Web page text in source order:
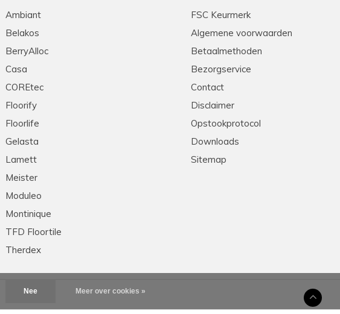
vloeren!
deskundige uitleg en heel professioneel. Echte stielmannen! We
iedereen aan!
28-11-2025
alle opzichten!
hier!
Ambiant
Belakos
BerryAlloc
Casa
COREtec
Floorify
Floorlife
Gelasta
Lamett
Meister
Moduleo
Montinique
TFD Floortile
Therdex
FSC Keurmerk
Algemene voorwaarden
Betaalmethoden
Bezorgservice
Contact
Disclaimer
Opstookprotocol
Downloads
Sitemap
Nee Meer over cookies »